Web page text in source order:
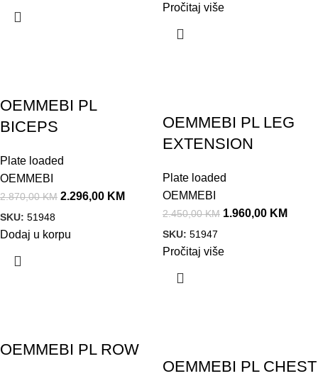
Pročitaj više
OEMMEBI PL
BICEPS
Plate loaded
OEMMEBI
2.870,00KM 2.296,00 KM
SKU: 51948
Dodaj u korpu
OEMMEBI PL LEG
EXTENSION
Plate loaded
OEMMEBI
2.450,00KM 1.960,00 KM
SKU: 51947
Pročitaj više
OEMMEBI PL ROW
OEMMEBI PL CHEST